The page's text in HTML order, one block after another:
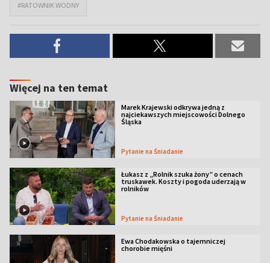
#RATOWNIK WODNY
Więcej na ten temat
Marek Krajewski odkrywa jedną z
najciekawszych miejscowości Dolnego
Śląska
Pytanie na Śniadanie
Łukasz z „Rolnik szuka żony” o cenach
truskawek. Koszty i pogoda uderzają w
rolników
Pytanie na Śniadanie
Ewa Chodakowska o tajemniczej
chorobie mięśni